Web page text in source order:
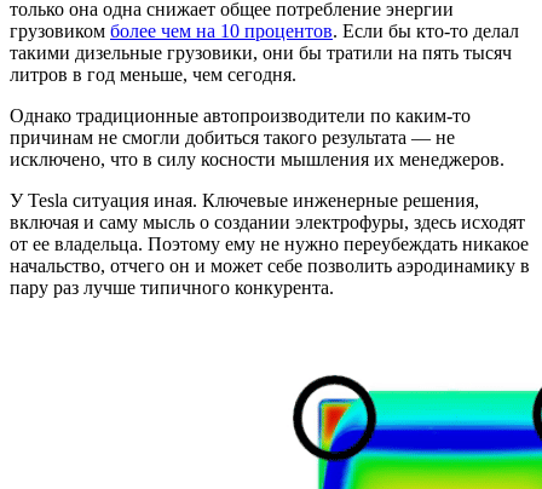
только она одна снижает общее потребление энергии
грузовиком более чем на 10 процентов. Если бы кто-то делал
такими дизельные грузовики, они бы тратили на пять тысяч
литров в год меньше, чем сегодня.
Однако традиционные автопроизводители по каким-то
причинам не смогли добиться такого результата — не
исключено, что в силу косности мышления их менеджеров.
У Tesla ситуация иная. Ключевые инженерные решения,
включая и саму мысль о создании электрофуры, здесь исходят
от ее владельца. Поэтому ему не нужно переубеждать никакое
начальство, отчего он и может себе позволить аэродинамику в
пару раз лучше типичного конкурента.